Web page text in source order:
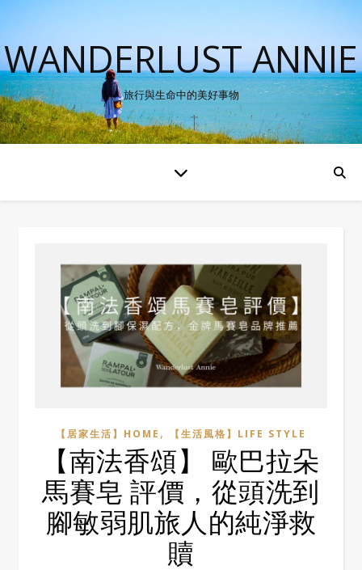
WANDERLUST ANNIE
旅行與生命中的美好事物
【居家生活】HOME , 【生活風格】LIFE STYLE
【南法香頌】 歐巴拉朵
馬賽皂 評價，從頭洗到
腳敏弱肌旅人的純淨救
贖